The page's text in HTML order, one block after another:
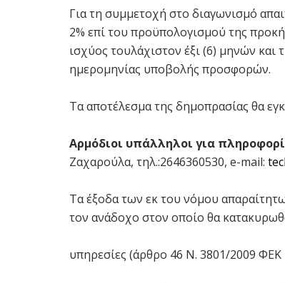
Για τη συμμετοχή στο διαγωνισμό
2% επί του προϋπολογισμού της
ισχύος τουλάχιστον έξι (6) μηνών και
ημερομηνίας υποβολής προσφορών.
Τα αποτέλεσμα της δημοπρασίας θα
Αρμόδιοι υπάλληλοι για
Ζαχαρούλα, τηλ.:2646360530, e-mail:
Τα έξοδα των εκ του νόμου
τον ανάδοχο στον οποίο θα
υπηρεσίες (άρθρο 46 Ν. 3801/2009